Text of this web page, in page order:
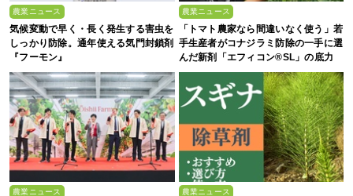
農業ニュース
気候変動で早く・長く発生する害虫を
しっかり防除。通年使える気門封鎖剤
『フーモン』
農業ニュース
「トマト農家なら間違いなく使う」若
手生産者がコナジラミ防除の一手に選
んだ新剤「エフィコン®SL」の底力
農業ニュース 農業ニュース